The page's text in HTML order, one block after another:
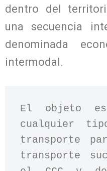
dentro del
una secuencia
denominada
intermodal.
El objeto
cualquier
transporte
transporte